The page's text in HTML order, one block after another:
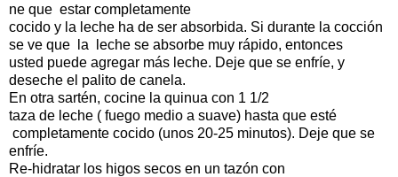
ne que estar completamente
cocido y la leche ha de ser absorbida. Si durante la cocción
se ve que la leche se absorbe muy rápido, entonces
usted puede agregar más leche. Deje que se enfríe, y
deseche el palito de canela.
En otra sartén, cocine la quinua con 1 1/2
taza de leche ( fuego medio a suave) hasta que esté
completamente cocido (unos 20-25 minutos). Deje que se
enfríe.
Re-hidratar los higos secos en un tazón con